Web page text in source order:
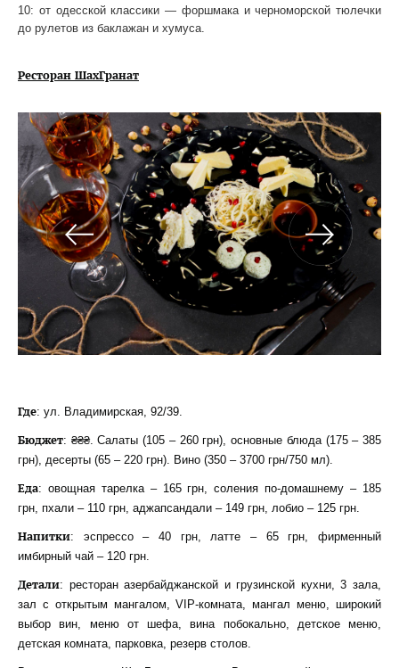
10: от одесской классики — форшмака и черноморской тюлечки
до рулетов из баклажан и хумуса.
Ресторан ШахГранат
Где: ул. Владимирская, 92/39.
Бюджет: ₴₴₴. Салаты (105 – 260 грн), основные блюда (175 – 385
грн), десерты (65 – 220 грн). Вино (350 – 3700 грн/750 мл).
Еда: овощная тарелка – 165 грн, соления по-домашнему – 185
грн, пхали – 110 грн, аджапсандали – 149 грн, лобио – 125 грн.
Напитки: эспрессо – 40 грн, латте – 65 грн, фирменный
имбирный чай – 120 грн.
Детали: ресторан азербайджанской и грузинской кухни, 3 зала,
зал с открытым мангалом, VIP-комната, мангал меню, широкий
выбор вин, меню от шефа, вина побокально, детское меню,
детская комната, парковка, резерв столов.